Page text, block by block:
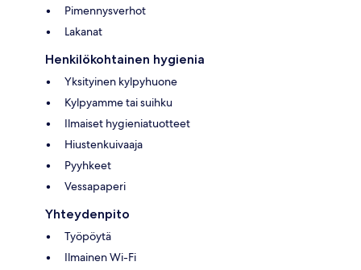
Pimennysverhot
Lakanat
Henkilökohtainen hygienia
Yksityinen kylpyhuone
Kylpyamme tai suihku
Ilmaiset hygieniatuotteet
Hiustenkuivaaja
Pyyhkeet
Vessapaperi
Yhteydenpito
Työpöytä
Ilmainen Wi-Fi